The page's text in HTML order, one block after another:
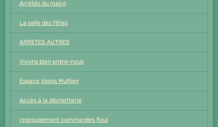
Arrêtés du maire
La salle des fêtes
ARRETES AUTRES
Vivons bien entre-nous
Espace Valois Multien
Accès à la déchetterie
regroupement commandes fioul